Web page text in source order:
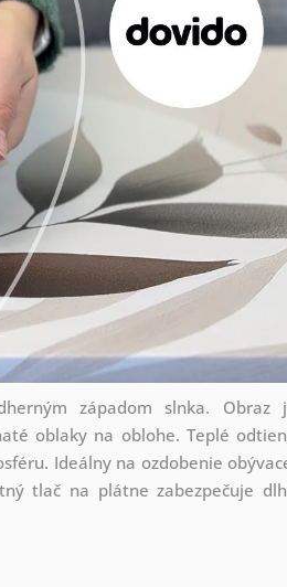
západom slnka. Obraz
oblaky na oblohe. Teplé
Ideálny na ozdobenie
tlač na plátne zabezpečuje